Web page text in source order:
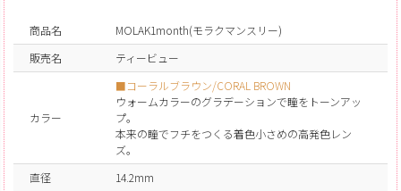
商品名
MOLAK1month(モラクマンスリー)
販売名
ティービュー
カラー
■コーラルブラウン/CORAL BROWN
ウォームカラーのグラデーションで瞳をトーンアッ
プ。
本来の瞳でフチをつくる着色小さめの高発色レン
ズ。
直径
14.2mm